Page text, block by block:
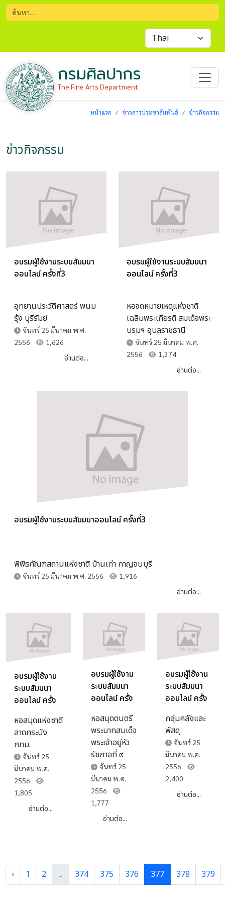
กรมศิลปากร
The Fine Arts Department
หน้าแรก ข่าวสารประชาสัมพันธ์ ข่าวกิจกรรม
ข่าวกิจกรรม
อบรมผู้ใช้งานระบบสัมมนา
ออนไลน์ ครั้งที่3
อุทยานประวัติศาสตร์ พนม
รุ้ง บุรีรัมย์
จันทร์ 25 มีนาคม พ.ศ.
2556
1,626
อ่านต่อ...
อบรมผู้ใช้งานระบบสัมมนา
ออนไลน์ ครั้งที่3
หอจดหมายเหตุแห่งชาติ
เฉลิมพระเกียรติ สมเด็จพระ
บรมฯ อุบลราชธานี
จันทร์ 25 มีนาคม พ.ศ.
2556
1,374
อ่านต่อ...
อบรมผู้ใช้งานระบบสัมมนาออนไลน์ ครั้งที่3
พิพิธภัณฑสถานแห่งชาติ บ้านเก่า กาญจนบุรี
จันทร์ 25 มีนาคม พ.ศ. 2556 1,916
อ่านต่อ...
อบรมผู้ใช้งาน
ระบบสัมมนา
ออนไลน์ ครั้ง
หอสมุดแห่งชาติ
ลาดกระบัง
กทม.
จันทร์ 25
มีนาคม พ.ศ.
2556
1,805
อ่านต่อ...
อบรมผู้ใช้งาน
ระบบสัมมนา
ออนไลน์ ครั้ง
หอสมุดดนตรี
พระบาทสมเด็จ
พระเจ้าอยู่หัว
รัชกาลที่ ๙
จันทร์ 25
มีนาคม พ.ศ.
2556
1,777
อ่านต่อ...
อบรมผู้ใช้งาน
ระบบสัมมนา
ออนไลน์ ครั้ง
กลุ่มคลังและ
พัสดุ
จันทร์ 25
มีนาคม พ.ศ.
2556
2,400
อ่านต่อ...
‹ 1 2 ... 374 375 376 377 378 379